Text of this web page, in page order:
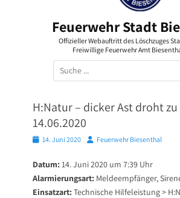
Feuerwehr Stadt
Offizieller Webauftritt des Löschzuges
Freiwillige Feuerwehr Amt
Suchen
nach:
H:Natur – dicker Ast droht
14.06.2020
Posted14. Juni 2020 AutorFeuerwehr Biesenthal
Datum: 14. Juni 2020 um 7:39 Uhr
Alarmierungsart: Meldeempfänger,
Einsatzart: Technische Hilfeleistung >